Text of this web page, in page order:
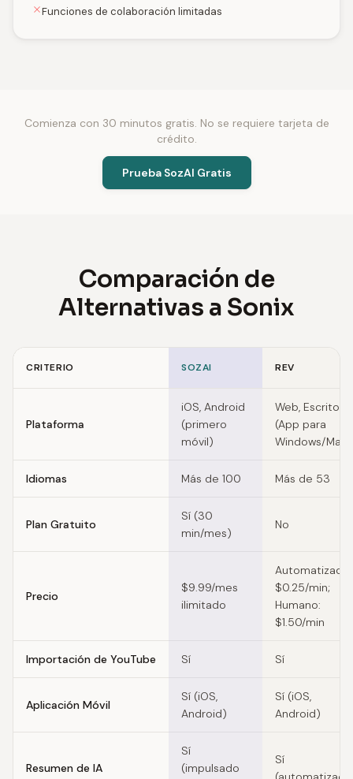
Funciones de colaboración limitadas
Comienza con 30 minutos gratis. No se requiere tarjeta de
crédito.
Prueba SozAI Gratis
Comparación de
Alternativas a Sonix
CRITERIO SOZAI REV
Plataforma
iOS, Android
(primero
móvil)
Web, Escritorio
(App para
Windows/Mac)
Idiomas Más de 100 Más de 53
Plan Gratuito
Sí (30
min/mes)
No
Precio
$9.99/mes
ilimitado
Automatizado:
$0.25/min;
Humano:
$1.50/min
Importación de YouTube Sí Sí
Aplicación Móvil
Sí (iOS,
Android)
Sí (iOS,
Android)
Resumen de IA
Sí
(impulsado
Sí